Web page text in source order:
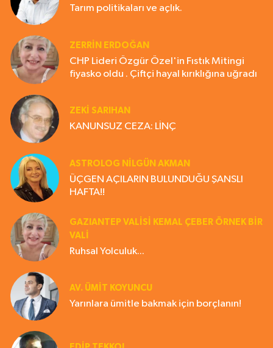
Tarım politikaları ve açlık.
ZERRIN ERDOĞAN
CHP Lideri Özgür Özel'in Fıstık Mitingi
fiyasko oldu . Çiftçi hayal kırıklığına uğradı
ZEKI SARIHAN
KANUNSUZ CEZA: LİNÇ
ASTROLOG NILGÜN AKMAN
ÜÇGEN AÇILARIN BULUNDUĞU ŞANSLI
HAFTA!!
GAZIANTEP VALISI KEMAL ÇEBER ÖRNEK BİR
VALİ
Ruhsal Yolculuk...
AV. ÜMIT KOYUNCU
Yarınlara ümitle bakmak için borçlanın!